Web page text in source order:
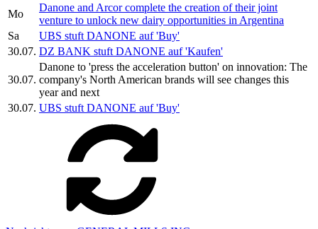
Mo
Danone and Arcor complete the creation of their joint
venture to unlock new dairy opportunities in Argentina
Sa
UBS stuft DANONE auf 'Buy'
30.07. DZ BANK stuft DANONE auf 'Kaufen'
30.07.
Danone to 'press the acceleration button' on innovation: The
company's North American brands will see changes this
year and next
30.07. UBS stuft DANONE auf 'Buy'